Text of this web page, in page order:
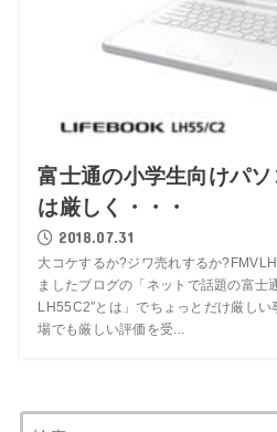
富士通の小学生向けパ
は厳しく・・・
2018.07.31
大コケするか?ジワ売れするか
ましたブログの「ネットで話題の富士
LH55C2″とは」でちょっとだけ厳し
場でも厳しい評価を受...